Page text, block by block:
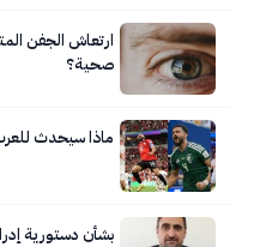
ارتعاش الجفن
صحية؟
ماذا سيحدث
بشأن دستورية